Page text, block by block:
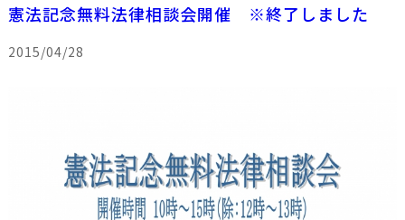
憲法記念無料法律相談会開催 ※終了しました
2015/04/28